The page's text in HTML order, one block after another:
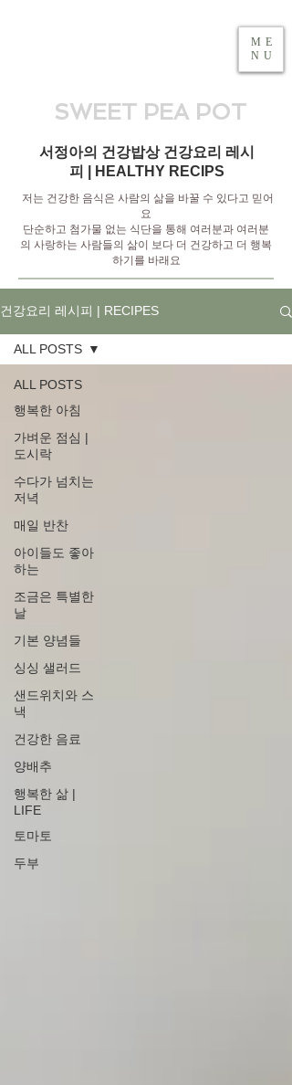
SWEET PEA POT
ME
NU
서정아의 건강밥상 건강요리 레시
피 | HEALTHY RECIPS
저는 건강한 음식은 사람의 삶을 바꿀 수 있다고 믿어
요
단순하고 첨가물 없는 식단을 통해 여러분과 여러분
의 사랑하는 사람들의 삶이 보다 더 건강하고 더 행복
하기를 바래요
건강요리 레시피 | RECIPES
ALL POSTS
행복한 아침
가벼운 점심 |
도시락
수다가 넘치는
저녁
매일 반찬
아이들도 좋아
하는
조금은 특별한
날
기본 양념들
싱싱 샐러드
샌드위치와 스
낵
건강한 음료
양배추
행복한 삶 |
LIFE
토마토
두부
ALL POSTS